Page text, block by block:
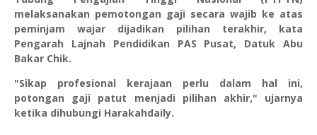
melaksanakan pemotongan gaji secara wajib ke atas
peminjam wajar dijadikan pilihan terakhir, kata
Pengarah Lajnah Pendidikan PAS Pusat, Datuk Abu
Bakar Chik.
"Sikap profesional kerajaan perlu dalam hal ini,
potongan gaji patut menjadi pilihan akhir," ujarnya
ketika dihubungi Harakahdaily.